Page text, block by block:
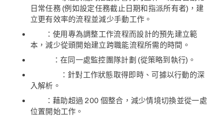
日常任務 (例如設定任務截止日期和指派所有者)，建
立更有效率的流程並減少手動工作。
：使用專為調整工作流程而設計的預先建立範
本，減少從頭開始建立跨職能流程所需的時間。
：在同一處監控團隊計劃 (從策略到執行)。
：針對工作狀態取得即時、可據以行動的深
入解析。
：藉助超過 200 個整合，減少情境切換並從一處
位置開始工作。